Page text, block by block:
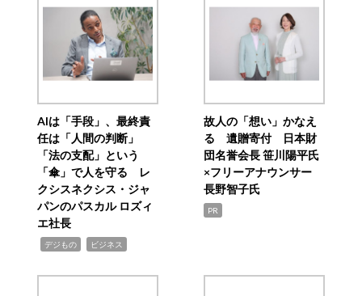
AIは「手段」、最終責
任は「人間の判断」
「法の支配」という
「傘」で人を守る レ
クシスネクシス・ジャ
パンのパスカル ロズィ
エ社長
デジもの ビジネス
故人の「想い」かなえ
る 遺贈寄付 日本財
団名誉会長 笹川陽平氏
×フリーアナウンサー
長野智子氏
PR